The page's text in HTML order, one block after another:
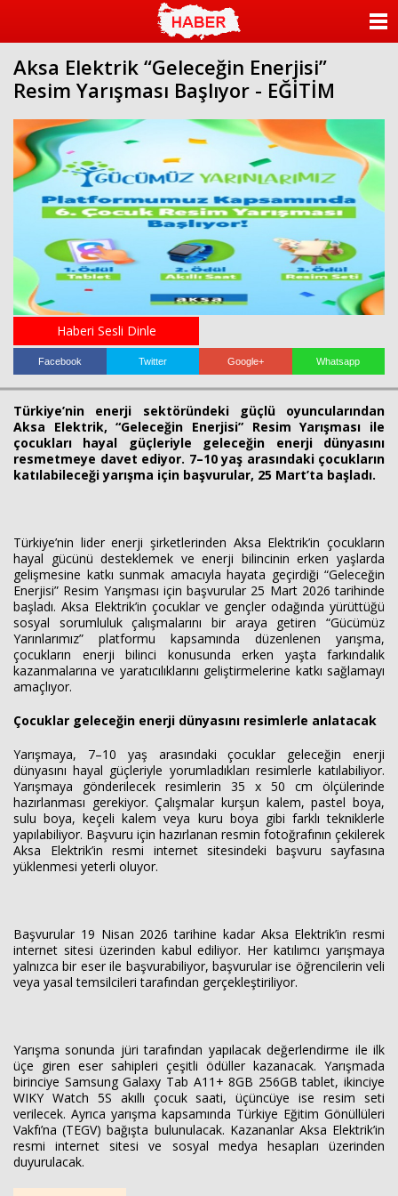
Aksa Elektrik “Geleceğin Enerjisi”
Resim Yarışması Başlıyor - EĞİTİM
Haberi Sesli Dinle
Facebook Twitter Google+ Whatsapp
Türkiye’nin enerji sektöründeki güçlü oyuncularından
Aksa Elektrik, “Geleceğin Enerjisi” Resim Yarışması ile
çocukları hayal güçleriyle geleceğin enerji dünyasını
resmetmeye davet ediyor. 7–10 yaş arasındaki çocukların
katılabileceği yarışma için başvurular, 25 Mart’ta başladı.
Türkiye’nin lider enerji şirketlerinden Aksa Elektrik’in çocukların
hayal gücünü desteklemek ve enerji bilincinin erken yaşlarda
gelişmesine katkı sunmak amacıyla hayata geçirdiği “Geleceğin
Enerjisi” Resim Yarışması için başvurular 25 Mart 2026 tarihinde
başladı. Aksa Elektrik’in çocuklar ve gençler odağında yürüttüğü
sosyal sorumluluk çalışmalarını bir araya getiren “Gücümüz
Yarınlarımız” platformu kapsamında düzenlenen yarışma,
çocukların enerji bilinci konusunda erken yaşta farkındalık
kazanmalarına ve yaratıcılıklarını geliştirmelerine katkı sağlamayı
amaçlıyor.
Çocuklar geleceğin enerji dünyasını resimlerle anlatacak
Yarışmaya, 7–10 yaş arasındaki çocuklar geleceğin enerji
dünyasını hayal güçleriyle yorumladıkları resimlerle katılabiliyor.
Yarışmaya gönderilecek resimlerin 35 x 50 cm ölçülerinde
hazırlanması gerekiyor. Çalışmalar kurşun kalem, pastel boya,
sulu boya, keçeli kalem veya kuru boya gibi farklı tekniklerle
yapılabiliyor. Başvuru için hazırlanan resmin fotoğrafının çekilerek
Aksa Elektrik’in resmi internet sitesindeki başvuru sayfasına
yüklenmesi yeterli oluyor.
Başvurular 19 Nisan 2026 tarihine kadar Aksa Elektrik’in resmi
internet sitesi üzerinden kabul ediliyor. Her katılımcı yarışmaya
yalnızca bir eser ile başvurabiliyor, başvurular ise öğrencilerin veli
veya yasal temsilcileri tarafından gerçekleştiriliyor.
Yarışma sonunda jüri tarafından yapılacak değerlendirme ile ilk
üçe giren eser sahipleri çeşitli ödüller kazanacak. Yarışmada
birinciye Samsung Galaxy Tab A11+ 8GB 256GB tablet, ikinciye
WIKY Watch 5S akıllı çocuk saati, üçüncüye ise resim seti
verilecek. Ayrıca yarışma kapsamında Türkiye Eğitim Gönüllüleri
Vakfı’na (TEGV) bağışta bulunulacak. Kazananlar Aksa Elektrik’in
resmi internet sitesi ve sosyal medya hesapları üzerinden
duyurulacak.
KATEGORİLER
ANKETLER
FOTO GALERİ
VİDEO GALERİ
KÜNYE
Haberin Doğru Adresi.